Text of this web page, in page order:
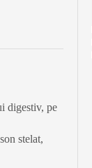
digestiv, pe
stelat,